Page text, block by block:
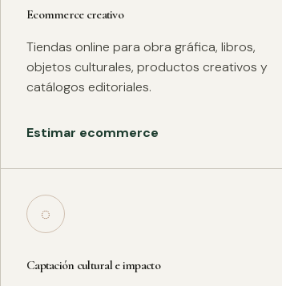
Ecommerce creativo
Tiendas online para obra gráfica, libros,
objetos culturales, productos creativos y
catálogos editoriales.
Estimar ecommerce
◌
Captación cultural e impacto